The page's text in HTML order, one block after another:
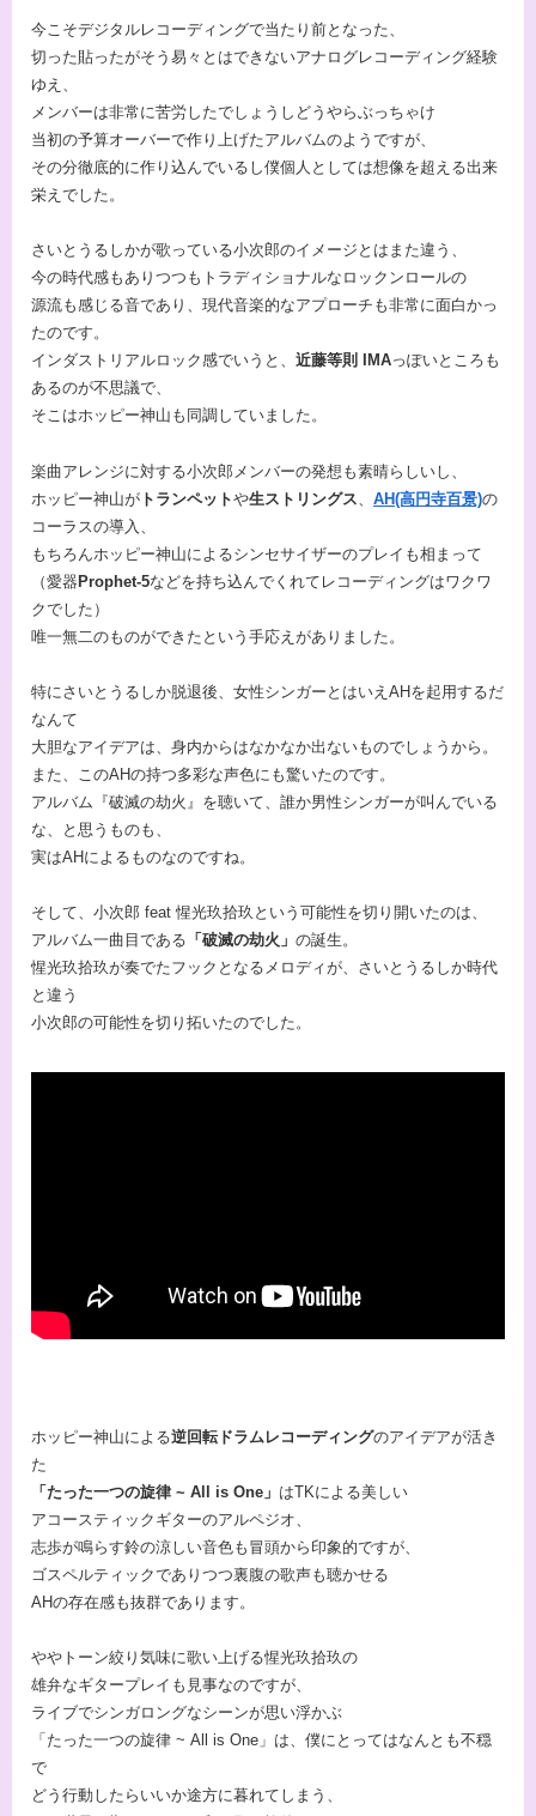
今こそデジタルレコーディングで当たり前となった、
切った貼ったがそう易々とはできないアナログレコーディング経験
ゆえ、
メンバーは非常に苦労したでしょうしどうやらぶっちゃけ
当初の予算オーバーで作り上げたアルバムのようですが、
その分徹底的に作り込んでいるし僕個人としては想像を超える出来
栄えでした。
さいとうるしかが歌っている小次郎のイメージとはまた違う、
今の時代感もありつつもトラディショナルなロックンロールの
源流も感じる音であり、現代音楽的なアプローチも非常に面白かっ
たのです。
インダストリアルロック感でいうと、 近藤等則 IMAっぽいところも
あるのが不思議で、
そこはホッピー神山も同調していました。
楽曲アレンジに対する小次郎メンバーの発想も素晴らしいし、
ホッピー神山が トランペットや生ストリングス AH(高円寺百景)の
コーラスの導入、
もちろんホッピー神山によるシンセサイザーのプレイも相まって
（愛器Prophet-5などを持ち込んでくれてレコーディングはワクワ
クでした）
唯一無二のものができたという手応えがありました。
特にさいとうるしか脱退後、女性シンガーとはいえAHを起用するだ
なんて
大胆なアイデアは、身内からはなかなか出ないものでしょうから。
また、このAHの持つ多彩な声色にも驚いたのです。
アルバム『破滅の劫火』を聴いて、誰か男性シンガーが叫んでいる
な、と思うものも、
実はAHによるものなのですね。
そして、⼩次郎 feat 惺光玖拾玖という可能性を切り開いたのは、
アルバム一曲目である 「破滅の劫火」 の誕生。
惺光玖拾玖が奏でたフックとなるメロディが、さいとうるしか時代
と違う
小次郎の可能性を切り拓いたのでした。
ホッピー神山による逆回転ドラムレコーディングのアイデアが活き
た
「たった一つの旋律 ~ All is One」 はTKによる美しい
アコースティックギターのアルペジオ、
志歩が鳴らす鈴の涼しい音色も冒頭から印象的ですが、
ゴスペルティックでありつつ裏腹の歌声も聴かせる
AHの存在感も抜群であります。
ややトーン絞り気味に歌い上げる惺光玖拾玖の
雄弁なギタープレイも見事なのですが、
ライブでシンガロングなシーンが思い浮かぶ
「たった一つの旋律 ~ All is One」は、僕にとってはなんとも不穏
で
どう行動したらいいか途方に暮れてしまう、